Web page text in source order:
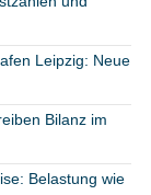
Leipzig: Neue
Bilanz im
Belastung wie